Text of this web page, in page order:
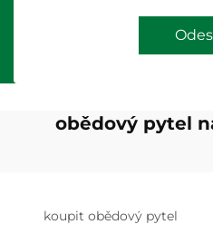
obědový pytel
koupit obědový pytel